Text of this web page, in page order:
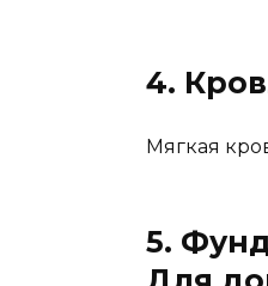
4.
Мягкая
5.